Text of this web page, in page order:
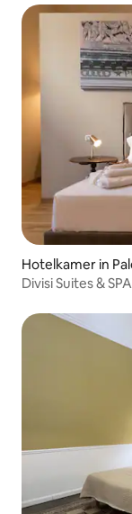
Hotelkamer in
Divisi Suites &